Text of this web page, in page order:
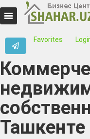
Favorites
Ташкенте